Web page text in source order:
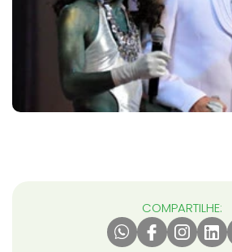
COMPARTILHE: